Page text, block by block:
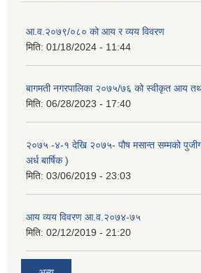
आ.व.२०७९/०८० को आय र व्यय विवरण
मिति: 01/18/2024 - 11:44
बागमती नगरपालिका २०७५/७६ को स्वीकृत आय
मिति: 06/28/2023 - 17:40
२०७५ -४-१ देखि २०७५- पौष मसान्त सम्मको
अर्ध बार्षिक )
मिति: 03/06/2019 - 23:03
आय व्यय विवरण आ.व.२०७४-७५
मिति: 02/12/2019 - 21:20